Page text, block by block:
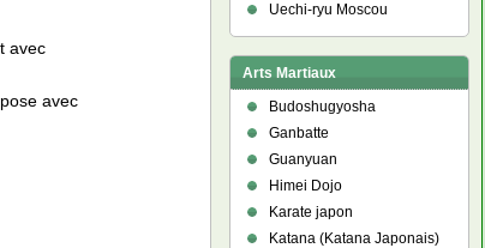
avec
avec
Uechi-ryu Moscou
Arts Martiaux
Budoshugyosha
Ganbatte
Guanyuan
Himei Dojo
Karate japon
Katana (Katana Japonais)